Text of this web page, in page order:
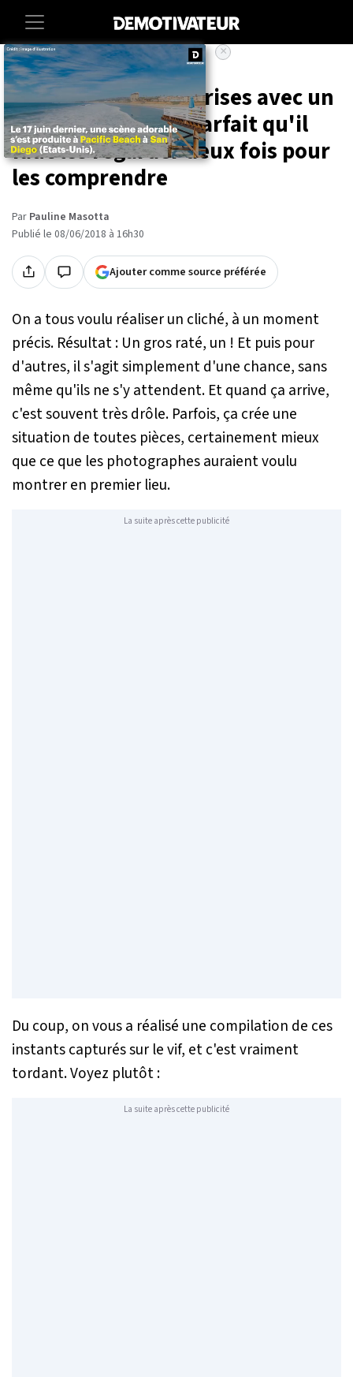
Accueil Societe Art-photographie
24 photographies prises avec un
timing tellement parfait qu'il
faut les regarder deux fois pour
les comprendre
Par Pauline Masotta
Publié le 08/06/2018 à 16h30
Ajouter comme source préférée
On a tous voulu réaliser un cliché, à un moment
précis. Résultat : Un gros raté, un ! Et puis pour
d'autres, il s'agit simplement d'une chance, sans
même qu'ils ne s'y attendent. Et quand ça arrive,
c'est souvent très drôle. Parfois, ça crée une
situation de toutes pièces, certainement mieux
que ce que les photographes auraient voulu
montrer en premier lieu.
La suite après cette publicité
Du coup, on vous a réalisé une compilation de ces
instants capturés sur le vif, et c'est vraiment
tordant. Voyez plutôt :
La suite après cette publicité
×